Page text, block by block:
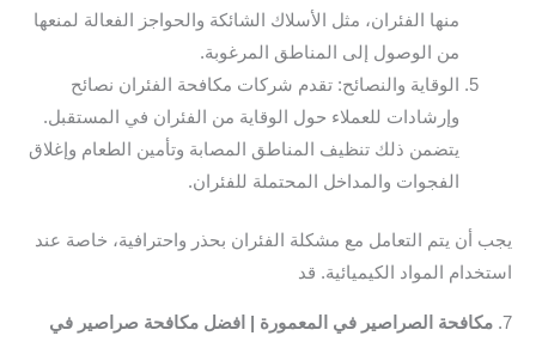
منها الفئران، مثل الأسلاك الشائكة والحواجز الفعالة لمنعها
من الوصول إلى المناطق المرغوبة.
الوقاية والنصائح: تقدم شركات مكافحة الفئران نصائح
وإرشادات للعملاء حول الوقاية من الفئران في المستقبل.
يتضمن ذلك تنظيف المناطق المصابة وتأمين الطعام وإغلاق
الفجوات والمداخل المحتملة للفئران.
يجب أن يتم التعامل مع مشكلة الفئران بحذر واحترافية، خاصة عند
استخدام المواد الكيميائية. قد
7. مكافحة الصراصير في المعمورة | افضل مكافحة صراصير في